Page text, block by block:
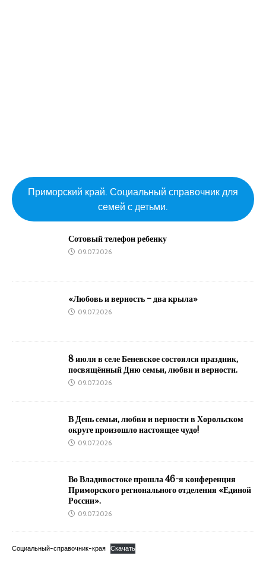
Приморский край. Социальный справочник для
семей с детьми.
Сотовый телефон ребенку
09.07.2026
«Любовь и верность – два крыла»
09.07.2026
8 июля в селе Беневское состоялся праздник,
посвящённый Дню семьи, любви и верности.
09.07.2026
В День семьи, любви и верности в Хорольском
округе произошло настоящее чудо!
09.07.2026
Во Владивостоке прошла 46-я конференция
Приморского регионального отделения «Единой
России».
09.07.2026
Социальный-справочник-края Скачать